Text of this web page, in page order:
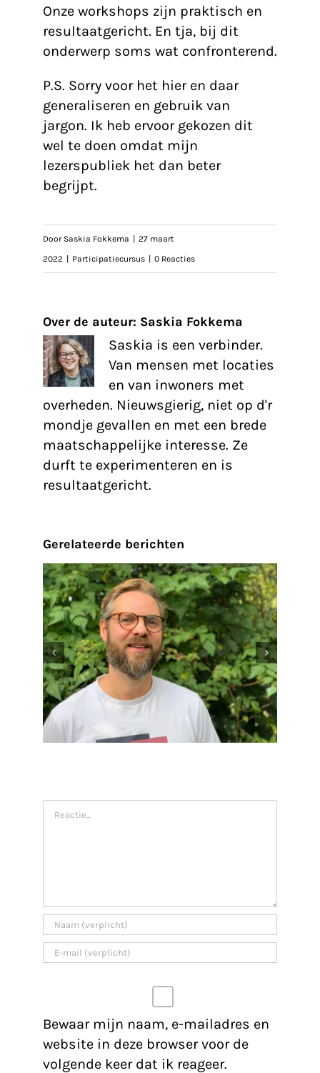
Onze workshops zijn praktisch en
resultaatgericht. En tja, bij dit
onderwerp soms wat confronterend.
P.S. Sorry voor het hier en daar
generaliseren en gebruik van
jargon. Ik heb ervoor gekozen dit
wel te doen omdat mijn
lezerspubliek het dan beter
begrijpt.
Door Saskia Fokkema | 27 maart
2022 | Participatiecursus | 0 Reacties
Over de auteur: Saskia Fokkema
Saskia is een verbinder.
Van mensen met locaties
en van inwoners met
overheden. Nieuwsgierig, niet op d'r
mondje gevallen en met een brede
maatschappelijke interesse. Ze
durft te experimenteren en is
resultaatgericht.
Gerelateerde berichten
Participatiecursus.nl staat
online!
Reactie
Bewaar mijn naam, e-mailadres en
website in deze browser voor de
volgende keer dat ik reageer.